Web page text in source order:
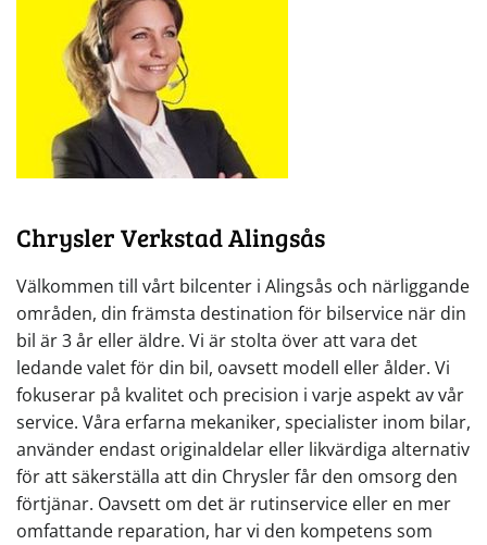
Chrysler Verkstad Alingsås
Välkommen till vårt bilcenter i Alingsås och närliggande
områden, din främsta destination för bilservice när din
bil är 3 år eller äldre. Vi är stolta över att vara det
ledande valet för din bil, oavsett modell eller ålder. Vi
fokuserar på kvalitet och precision i varje aspekt av vår
service. Våra erfarna mekaniker, specialister inom bilar,
använder endast originaldelar eller likvärdiga alternativ
för att säkerställa att din Chrysler får den omsorg den
förtjänar. Oavsett om det är rutinservice eller en mer
omfattande reparation, har vi den kompetens som